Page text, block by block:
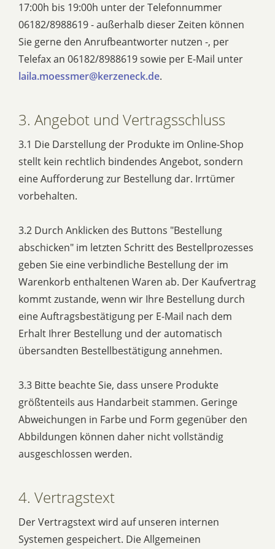
17:00h bis 19:00h unter der Telefonnummer
06182/8988619 - außerhalb dieser Zeiten können
Sie gerne den Anrufbeantworter nutzen -, per
Telefax an 06182/8988619 sowie per E-Mail unter
laila.moessmer@kerzeneck.de.
3. Angebot und Vertragsschluss
3.1 Die Darstellung der Produkte im Online-Shop
stellt kein rechtlich bindendes Angebot, sondern
eine Aufforderung zur Bestellung dar. Irrtümer
vorbehalten.
3.2 Durch Anklicken des Buttons "Bestellung
abschicken" im letzten Schritt des Bestellprozesses
geben Sie eine verbindliche Bestellung der im
Warenkorb enthaltenen Waren ab. Der Kaufvertrag
kommt zustande, wenn wir Ihre Bestellung durch
eine Auftragsbestätigung per E-Mail nach dem
Erhalt Ihrer Bestellung und der automatisch
übersandten Bestellbestätigung annehmen.
3.3 Bitte beachte Sie, dass unsere Produkte
größtenteils aus Handarbeit stammen. Geringe
Abweichungen in Farbe und Form gegenüber den
Abbildungen können daher nicht vollständig
ausgeschlossen werden.
4. Vertragstext
Der Vertragstext wird auf unseren internen
Systemen gespeichert. Die Allgemeinen